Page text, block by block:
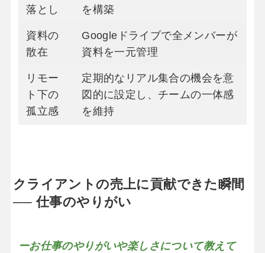
落とし を構築
資料の
散在
Googleドライブで全メンバーが
資料を一元管理
リモー
ト下の
孤立感
定期的なリアル集合の機会を意
図的に設定し、チームの一体感
を維持
クライアントの売上に貢献できた瞬間
── 仕事のやりがい
ーお仕事のやりがいや楽しさについて教えて